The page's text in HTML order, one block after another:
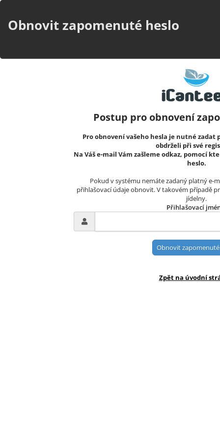
Obnovit zapomenuté heslo
Postup pro obnovení
Pro obnovení vašeho hesla je nutné
obdrželi při své
Na Váš e-mail Vám zašleme odkaz, pomocí
heslo.
Pokud v systému nemáte zadaný platný e-
přihlašovací údaje obnovit. V takovém případě
jídelny.
Přihlašovací
Zpět na úvodní